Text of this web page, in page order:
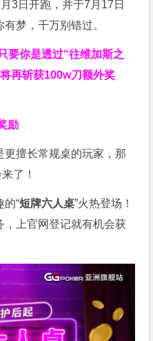
3日开跑，并于7月17日
梦，千万别错过。
要你是透过“往维加斯之
再斩获100w刀额外奖
励
擅长常规桌的玩家，那
了！
的“短牌六人桌”火热登场！
，上官网登记就有机会获